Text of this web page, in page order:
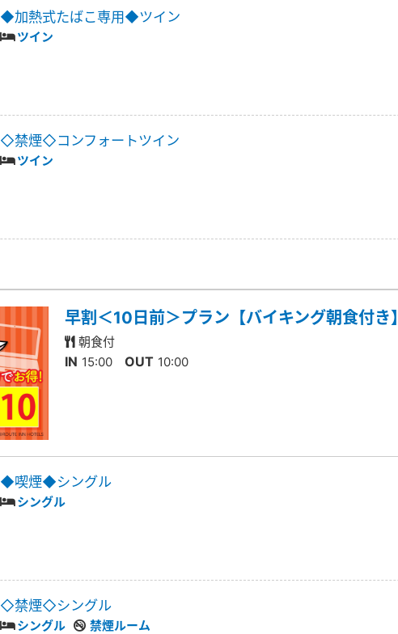
◆加熱式たばこ専用◆ツイン
ツイン
◇禁煙◇コンフォートツイン
ツイン
早割＜10日前＞プラン【バイキング朝食付き】
朝食付
IN 15:00 OUT 10:00
◆喫煙◆シングル
シングル
◇禁煙◇シングル
シングル 禁煙ルーム